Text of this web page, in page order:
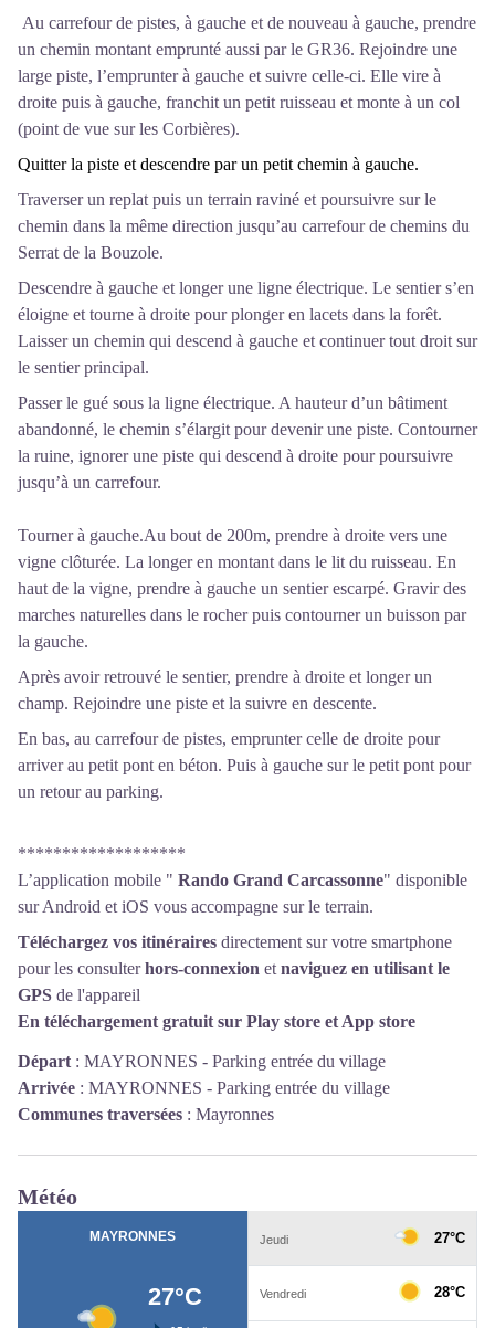
Au carrefour de pistes, à gauche et de nouveau à gauche, prendre
un chemin montant emprunté aussi par le GR36. Rejoindre une
large piste, l’emprunter à gauche et suivre celle-ci. Elle vire à
droite puis à gauche, franchit un petit ruisseau et monte à un col
(point de vue sur les Corbières).
Quitter la piste et descendre par un petit chemin à gauche.
Traverser un replat puis un terrain raviné et poursuivre sur le
chemin dans la même direction jusqu’au carrefour de chemins du
Serrat de la Bouzole.
Descendre à gauche et longer une ligne électrique. Le sentier s’en
éloigne et tourne à droite pour plonger en lacets dans la forêt.
Laisser un chemin qui descend à gauche et continuer tout droit sur
le sentier principal.
Passer le gué sous la ligne électrique. A hauteur d’un bâtiment
abandonné, le chemin s’élargit pour devenir une piste. Contourner
la ruine, ignorer une piste qui descend à droite pour poursuivre
jusqu’à un carrefour.
Tourner à gauche.Au bout de 200m, prendre à droite vers une
vigne clôturée. La longer en montant dans le lit du ruisseau. En
haut de la vigne, prendre à gauche un sentier escarpé. Gravir des
marches naturelles dans le rocher puis contourner un buisson par
la gauche.
Après avoir retrouvé le sentier, prendre à droite et longer un
champ. Rejoindre une piste et la suivre en descente.
En bas, au carrefour de pistes, emprunter celle de droite pour
arriver au petit pont en béton. Puis à gauche sur le petit pont pour
un retour au parking.
*******************
L’application mobile " Rando Grand Carcassonne" disponible
sur Android et iOS vous accompagne sur le terrain.
Téléchargez vos itinéraires directement sur votre smartphone
pour les consulterhors-connexion et naviguez en utilisant le
GPS de l'appareil
En téléchargement gratuit sur Play store et App store
Départ : MAYRONNES - Parking entrée du village
Arrivée : MAYRONNES - Parking entrée du village
Communes traversées : Mayronnes
Météo